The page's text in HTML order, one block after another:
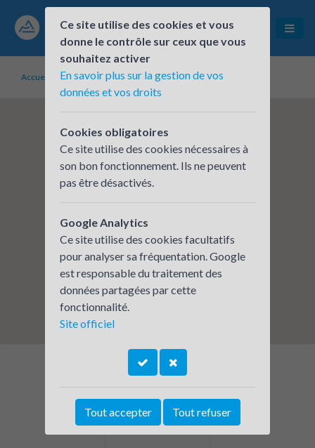
Accueil Établissements inscrits STRATUS SEEC
Ce site utilise des cookies et vous
donne le contrôle sur ceux que vous
souhaitez activer
En savoir plus sur la gestion de vos
données et vos droits
Cookies obligatoires
Ce site utilise des cookies nécessaires à
son bon fonctionnement. Ils ne peuvent
pas être désactivés.
Google Analytics
Ce site utilise des cookies facultatifs
pour analyser sa fréquentation. Google
est responsable du traitement des
données partagées par cette
fonctionnalité.
Site officiel
Tout accepter Tout refuser